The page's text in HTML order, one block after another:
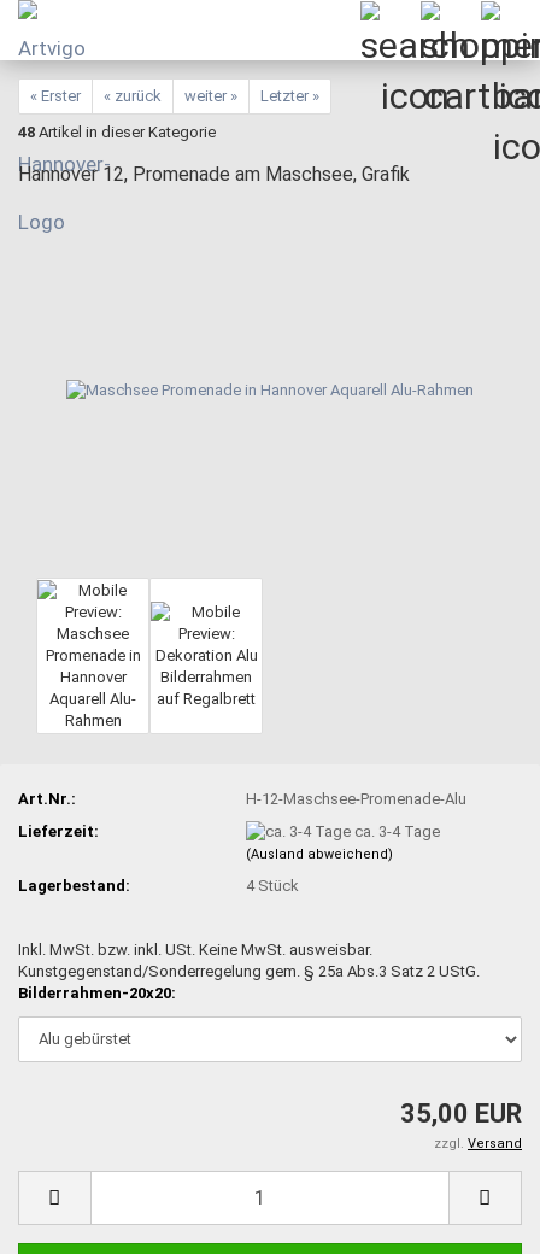
« Erster « zurück weiter »
Letzter »
48 Artikel in dieser Kategorie
Hannover 12, Promenade am Maschsee, Grafik
Art.Nr.:
H-12-Maschsee-Promenade-Alu
Lieferzeit:
ca. 3-4 Tage
(Ausland abweichend)
Lagerbestand: 4 Stück
Inkl. MwSt. bzw. inkl. USt. Keine MwSt. ausweisbar.
Kunstgegenstand/Sonderregelung gem. § 25a Abs.3 Satz 2 UStG.
Bilderrahmen-20x20:
35,00 EUR
zzgl. Versand